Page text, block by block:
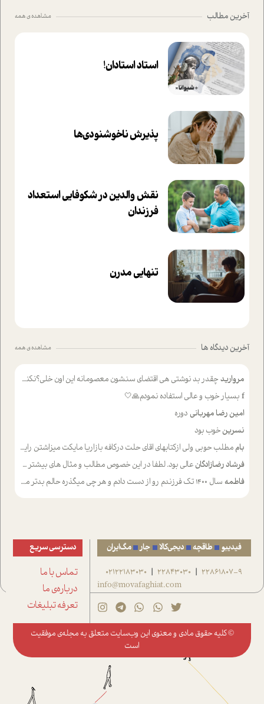
آخرین مطالب مشاهده ی همه
استاد استادان!
پذیرش ناخوشنودی‌ها
نقش والدین در شکوفا‌یی ا‌ستعداد
فرزندان‌
تنهایی مدرن
آخرین دیدگاه ها مشاهده ی همه
مروارید چقدر بد نوشتی هی اقتضای سنشون معصومانه این اون خلی؟نکنه تا چهل سالگی پوشکت میکردن و شیر میخوردی که به اینا میگی کودک
f بسیار خوب و عالی استفاده نمودم🙏🤍
امین رضا مهربانی دوره
نسرینخوب بود
بام مطلب حوبی ولی ازکتابهای اقای حلت درکافه بازاریا مایکت میزاشتن رایگان خوب بود ولی هرکدام خلاصه شده ش تومجله از طریق سایت هم خوبه اینکه درزیر اخرصفحه گذاشته شده خب ادم خبره میره نصب میکنه میخونه ولی هرکسی گوشیش ظرفیتش نداره باتشکر
فرشاد رضازادگان عالی بود. لطفا در این خصوص مطالب و مثال های بیشتر ی ارایه دهید
فاطمه سال ۱۴۰۰ تک فرزندم رو از دست دادم و هر چی میگذره حالم بدتر میشه و دلتنگتر تنایی رو ترجیح دادم و معاشرت برام سخت شده
فیدیبو طاقچه دیجی‌کالا جار مگ‌ایران
22861807-9
|
22843030
|
02122183030
info@movafaghiat.com
دسترسی سریع
تماس با ما
درباره‌ی ما
تعرفه تبلیغات
© کلیه حقوق مادی و معنوی این وب‌سایت متعلق به مجله‌ی موفقیت
است